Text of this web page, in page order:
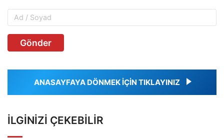
Gönder
ANASAYFAYA DÖNMEK İÇİN TIKLAYINIZ
İLGINIZI ÇEKEBILIR